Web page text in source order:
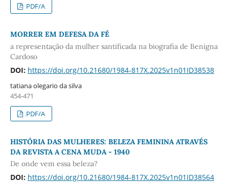
PDF/A
MORRER EM DEFESA DA FÉ
a representação da mulher santificada na biografia de Benigna
Cardoso
DOI: https://doi.org/10.21680/1984-817X.2025v1n01ID38538
tatiana olegario da silva
454-471
PDF/A
HISTÓRIA DAS MULHERES: BELEZA FEMININA ATRAVÉS
DA REVISTA A CENA MUDA - 1940
De onde vem essa beleza?
DOI: https://doi.org/10.21680/1984-817X.2025v1n01ID38564